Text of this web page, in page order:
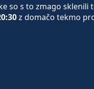
so s to zmago sklenili
z domačo tekmo